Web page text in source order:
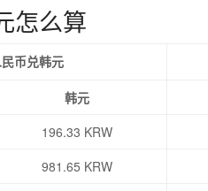
怎么算
币兑韩元
韩元
196.33 KRW
981.65 KRW